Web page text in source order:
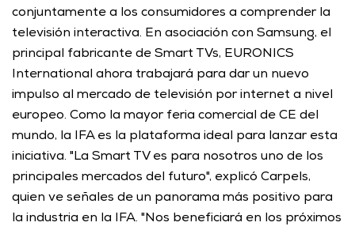
conjuntamente a los consumidores a comprender la
televisión interactiva. En asociación con Samsung, el
principal fabricante de Smart TVs, EURONICS
International ahora trabajará para dar un nuevo
impulso al mercado de televisión por internet a nivel
europeo. Como la mayor feria comercial de CE del
mundo, la IFA es la plataforma ideal para lanzar esta
iniciativa. "La Smart TV es para nosotros uno de los
principales mercados del futuro", explicó Carpels,
quien ve señales de un panorama más positivo para
la industria en la IFA. "Nos beneficiará en los próximos